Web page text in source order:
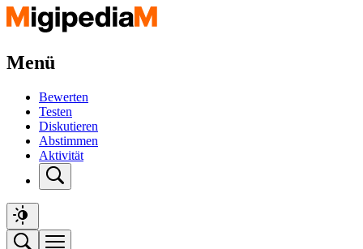
Menü
Bewerten
Testen
Diskutieren
Abstimmen
Aktivität